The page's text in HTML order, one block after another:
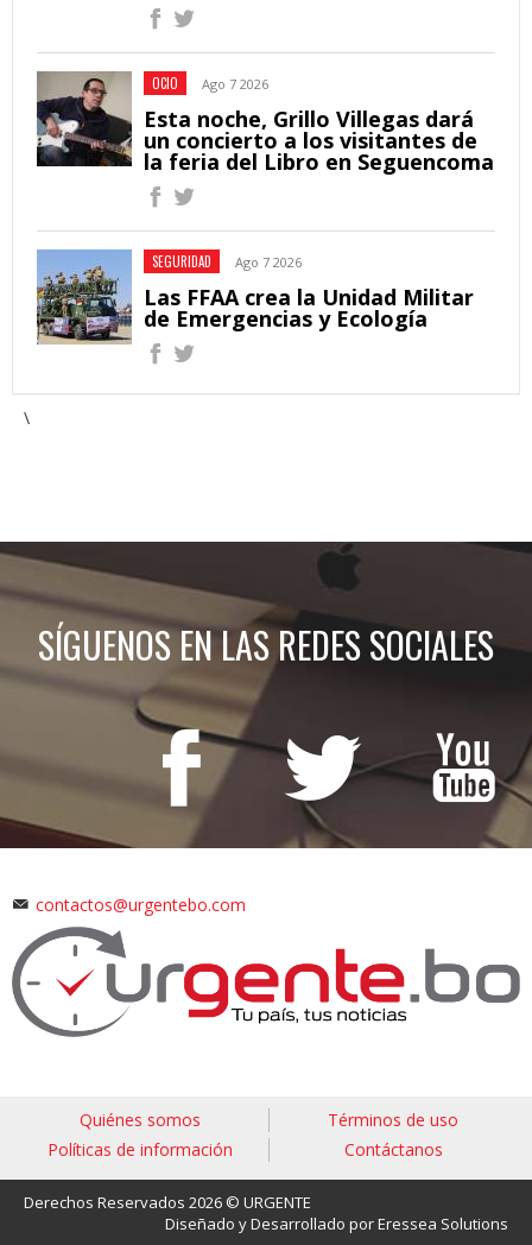
OCIO Ago 7 2026
Esta noche, Grillo Villegas dará
un concierto a los visitantes de
la feria del Libro en Seguencoma
SEGURIDAD Ago 7 2026
Las FFAA crea la Unidad Militar
de Emergencias y Ecología
\
SÍGUENOS EN LAS REDES SOCIALES
contactos@urgentebo.com
Quiénes somos
Términos de uso
Políticas de información
Contáctanos
Derechos Reservados 2026 © URGENTE
Diseñado y Desarrollado por Eressea Solutions